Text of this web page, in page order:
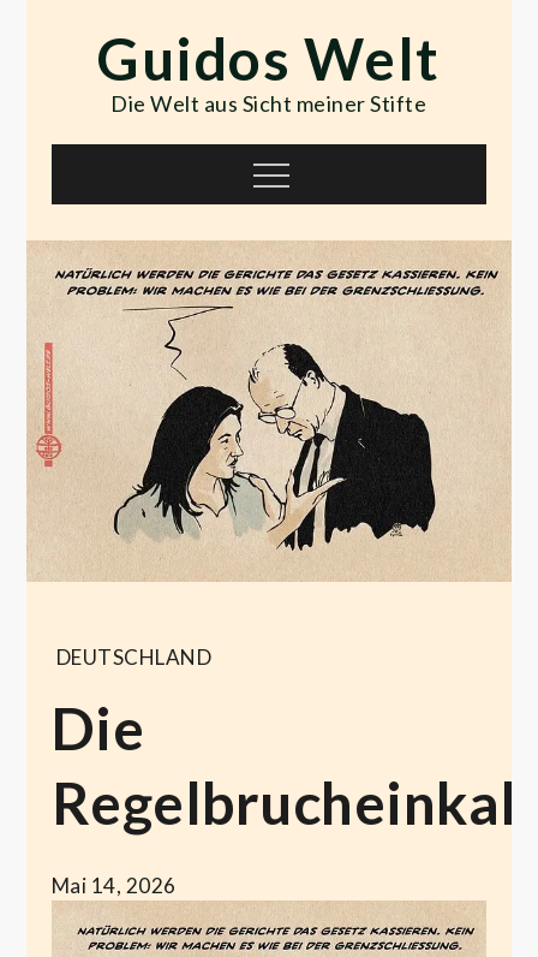
contentGuidos Welt
Die Welt aus Sicht meiner Stifte
Menu
DEUTSCHLAND
Die
Mai 14, 2026